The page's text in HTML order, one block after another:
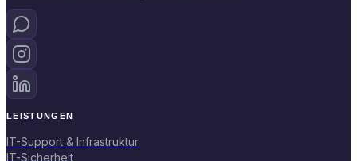
LEISTUNGEN
IT-Support & Infrastruktur
IT-Sicherheit